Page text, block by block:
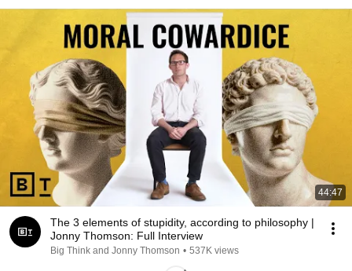
44:47
The 3 elements of stupidity, according to philosophy |
Jonny Thomson: Full Interview
Big Think and Jonny Thomson • 537K views